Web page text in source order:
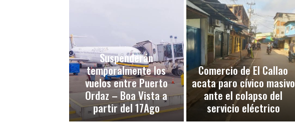
Suspenderán
temporalmente los
vuelos entre Puerto
Ordaz – Boa Vista a
partir del 17Ago
Comercio de El Callao
acata paro cívico masivo
ante el colapso del
servicio eléctrico